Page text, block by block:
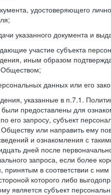
удостоверяющего
указанного документа и
участие субъекта
иным образом
данных или его
указанные в п.7.1.
предоставлены для
его запросу, субъект
Обществу или направить ему
и ознакомления с
дней после
запроса, если более
в соответствии с
которого либо
является субъект